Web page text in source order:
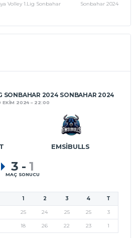
Volley 1.Lig Sonbahar
Sonbahar 2024
SONBAHAR 2024 SONBAHAR 2024
EKIM 2024 22:00
EMSIBULLS
3 - 1
MAÇ SONUCU
1 2 3 4 T
25 24 25 25 3
18 26 22 23 1